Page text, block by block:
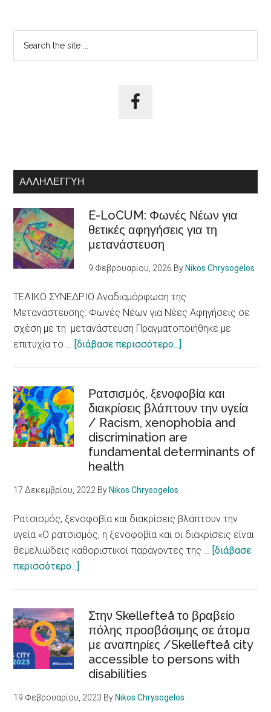
Αρχική
Πλευρική
ΑΛΛΗΛΕΓΓΎΗ
E-LoCUM: Φωνές Νέων για
θετικές αφηγήσεις για τη
μετανάστευση
9 Φεβρουαρίου, 2026 By Nikos Chrysogelos
ΤΕΛΙΚΟ ΣΥΝΕΔΡΙΟ Αναδιαμόρφωση της
Μετανάστευσης: Φωνές Νέων για Νέες Αφηγήσεις σε
σχέση με τη μετανάστευση Πραγματοποιήθηκε με
επιτυχία το … [διάβασε περισσότερο...]
Φωνές
Νέων
για
θετικές
αφηγήσεις
Ρατσισμός, ξενοφοβία και
διακρίσεις βλάπτουν την υγεία
/ Racism, xenophobia and
discrimination are
fundamental determinants of
health
17 Δεκεμβρίου, 2022 By Nikos Chrysogelos
Ρατσισμός, ξενοφοβία και διακρίσεις βλάπτουν την
υγεία «Ο ρατσισμός, η ξενοφοβία και οι διακρίσεις είναι
θεμελιώδεις καθοριστικοί παράγοντες της … [διάβασε
περισσότερο...]
και
διακρίσεις
βλάπτουν
την
υγεία
/
Στην Skellefteå το βραβείο
πόλης προσβάσιμης σε άτομα
με αναπηρίες /Skellefteå city
accessible to persons with
disabilities
19 Φεβρουαρίου, 2023 By Nikos Chrysogelos